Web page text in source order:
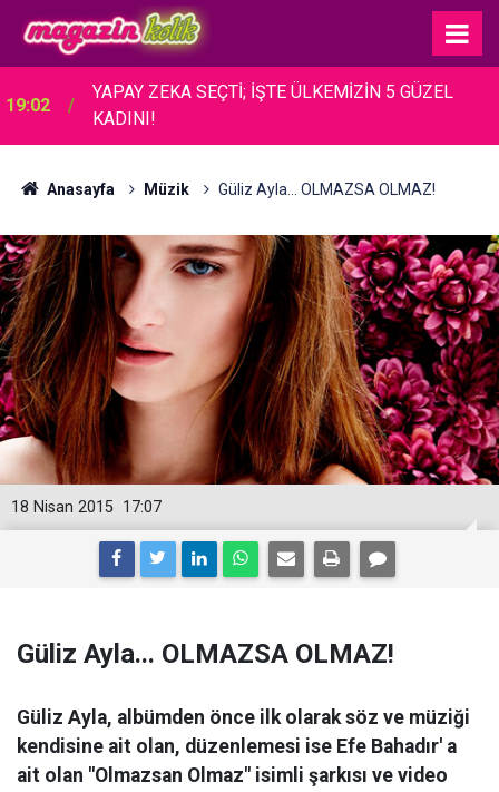
19:02
YAPAY ZEKA SEÇTİ; İŞTE ÜLKEMİZİN 5 GÜZEL
KADINI!
Anasayfa Müzik Güliz Ayla... OLMAZSA OLMAZ!
17:07
18 Nisan 2015
Güliz Ayla... OLMAZSA OLMAZ!
Güliz Ayla, albümden önce ilk olarak söz ve müziği
kendisine ait olan, düzenlemesi ise Efe Bahadır' a
ait olan "Olmazsan Olmaz" isimli şarkısı ve video